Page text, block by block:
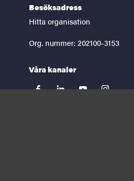
Besöksadress
Hitta organisation
Org. nummer: 202100-3153
Våra kanaler
facebooklinkedinyoutubeinstagram